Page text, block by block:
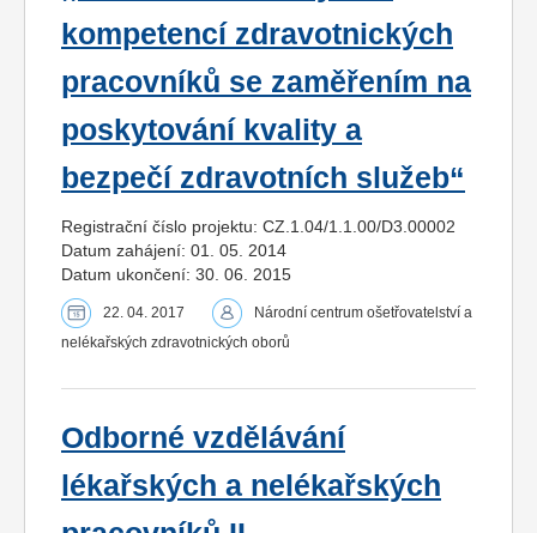
kompetencí zdravotnických
pracovníků se zaměřením na
poskytování kvality a
bezpečí zdravotních služeb“
Registrační číslo projektu: CZ.1.04/1.1.00/D3.00002
Datum zahájení: 01. 05. 2014
Datum ukončení: 30. 06. 2015
22. 04. 2017
Národní centrum ošetřovatelství a
nelékařských zdravotnických oborů
Odborné vzdělávání
lékařských a nelékařských